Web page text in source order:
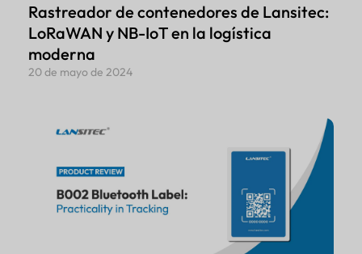
Rastreador de contenedores de Lansitec:
LoRaWAN y NB-IoT en la logística
moderna
20 de mayo de 2024